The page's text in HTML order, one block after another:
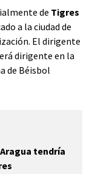
de Tigres
a la ciudad de
El dirigente
dirigente en la
de Béisbol
tendría